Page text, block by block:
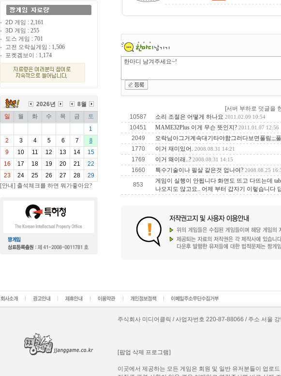
2D 게임 : 2,161
3D 게임 : 255
도스 게임 : 701
고전 오락실게임 : 1,506
포켓겜보이 : 1,174
2026년
8월
일
월 화 수 목 금
토
1
2
3 4 5 6 7
8
9
10 11 12 13 14
15
16
17 18 19 20 21
22
23
24 25 26 27 28
29
[안내] 출석체크를 하면 뭐가좋아요?
[서버 부하로 덧글을
10587
소리 조절은 어떻게 하나요 2011.02.09 10:54
10451 MAME32Plus 이게 무슨 뜻인지? 2011.01.07 12:56
2049
오락님아그거계속대기타야함그러다보면풀림;;;
1770
이거 재미있어. 2008.08.31 14:21
1769
이거 왜이래..? 2008.08.31 14:15
1660
특수기술이나 필살 같은것 업나여? 2008.08.25
853
게임이 실행이 안됩니다 화면도 뜨고 다뜨는데
나오지도 않고요.. 어제 부터 갑자기 이렇습니다
주식회사 미디어클릭 / 사업자번호 220-87-88066 / 주소 서울
[팝업 삭제 프로그램]
이곳에서 제공하는 모든 게임은 회원 및 일반 유저분들이 업로